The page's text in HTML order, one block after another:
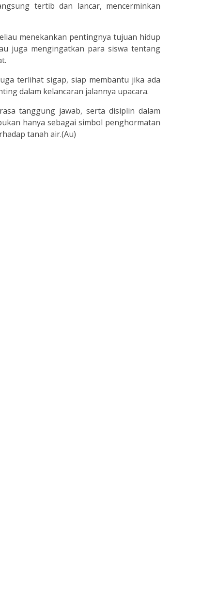
tertib dan lancar, mencerminkan
menekankan pentingnya tujuan hidup
juga mengingatkan para siswa tentang
terlihat sigap, siap membantu jika ada
dalam kelancaran jalannya upacara.
tanggung jawab, serta disiplin dalam
hanya sebagai simbol penghormatan
tanah air.(Au)